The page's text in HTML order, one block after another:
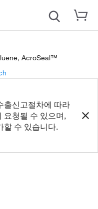
AcroSeal™
출신고절차에 따라
요청될 수 있으며,
할 수 있습니다.